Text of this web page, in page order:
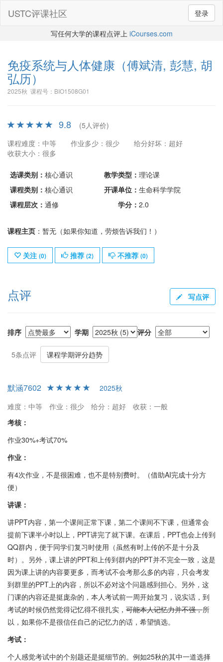
登录
USTC评课社区
写任何大学的课程点评上 iCourses.com
免疫系统与人体健康 （傅斌清, 彭慧, 胡
弘历）
2025秋 课程号：BIO1508G01
9.8
(5人评价)
课程难度：中等
作业多少：很少
给分好坏：超好
收获大小：很多
选课类别： 核心通识 教学类型： 理论课
课程类别： 核心通识 开课单位： 生命科学学院
课程层次： 通修 学分： 2.0
课程主页 ：暂无（如果你知道，劳烦告诉我们！）
关注 (0) 推荐 (2) 不推荐 (0)
点评 写点评
排序 学期 评分
5条点评 课程学期评分趋势
默涵7602
2025秋
难度：中等
作业：很少 给分：超好
收获：一般
考核：
作业30%+考试70%
作业：
有4次作业，不是很困难，也不是特别费时。（借助AI完成十分方
便）
讲课：
讲PPT内容，第一个课间正常下课，第二个课间不下课，但通常会
提前下课半小时以上，PPT讲完了就下课。在课后，PPT也会上传到
QQ群内，便于同学们复习时使用（虽然有时上传的不是十分及
时）。另外，课上讲的PPT和上传到群内的PPT并不完全一致，这是
因为课上讲的内容要更多，而考试不会考那么多的内容，只会考发
到群里的PPT上的内容，所以不必对这个问题感到担心。另外，这
门课的内容还是挺庞杂的，本人考试前一周开始复习，说实话，到
考试的时候仍然觉得记忆得不很扎实， 可能本人记忆力并不强，所
以，如果你不是很信任自己的记忆力的话，希望慎选。
考试：
个人感觉考试中的个别题还是挺细节的。例如25秋的其中一道选择